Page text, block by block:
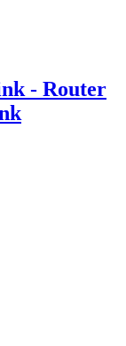
- Router